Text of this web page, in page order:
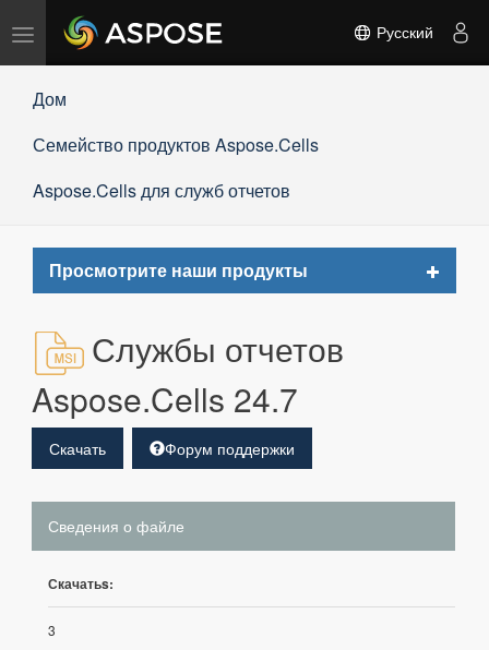
Переключить
навигацию
Русский
Дом
Семейство продуктов Aspose.Cells
Aspose.Cells для служб отчетов
Просмотрите наши продукты
Toggle
Службы отчетов
Aspose.Cells 24.7
Скачать Форум поддержки
Сведения о файле
Скачатьs:
3